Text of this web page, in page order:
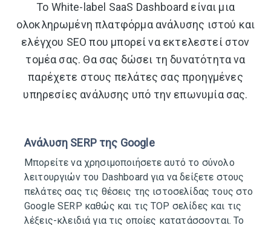
Το White-label SaaS Dashboard είναι μια
ολοκληρωμένη πλατφόρμα ανάλυσης ιστού και
ελέγχου SEO που μπορεί να εκτελεστεί στον
τομέα σας. Θα σας δώσει τη δυνατότητα να
παρέχετε στους πελάτες σας προηγμένες
υπηρεσίες ανάλυσης υπό την επωνυμία σας.
Ανάλυση SERP της Google
Μπορείτε να χρησιμοποιήσετε αυτό το σύνολο
λειτουργιών του Dashboard για να δείξετε στους
πελάτες σας τις θέσεις της ιστοσελίδας τους στο
Google SERP καθώς και τις TOP σελίδες και τις
λέξεις-κλειδιά για τις οποίες κατατάσσονται. Το